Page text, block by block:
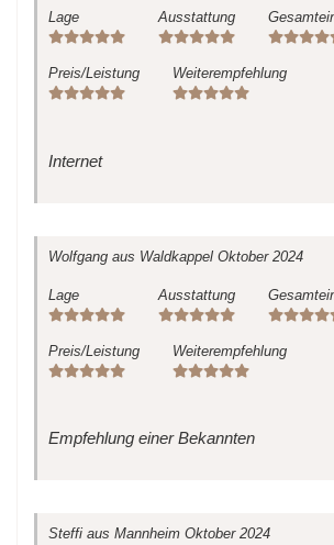
Lage Ausstattung
Preis/Leistung Weiterempfehlung
Internet
Wolfgang aus Waldkappel Oktober 2024
Lage Ausstattung
Preis/Leistung Weiterempfehlung
Empfehlung einer Bekannten
Steffi aus Mannheim Oktober 2024